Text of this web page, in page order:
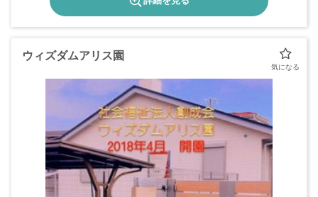
ウィズダムアリス園